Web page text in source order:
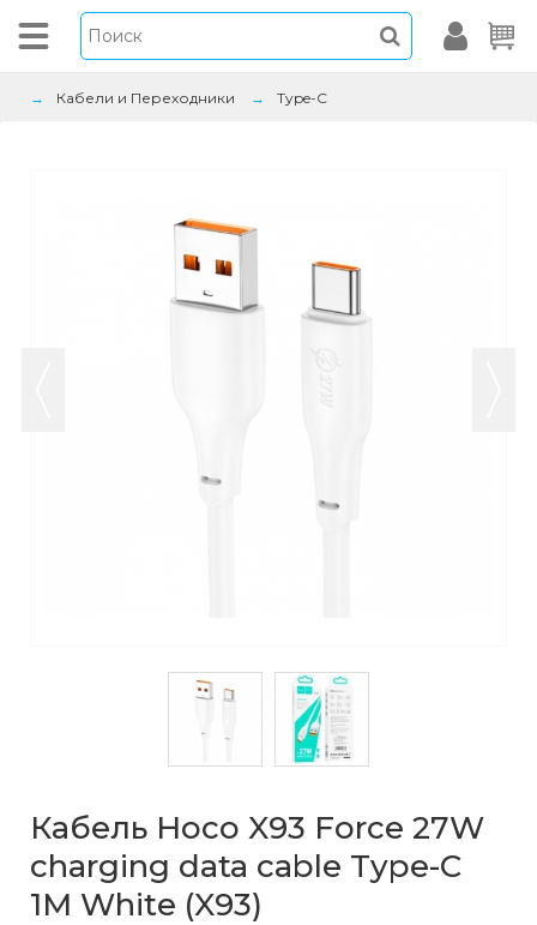
Кабели и Переходники Type-C
Кабель Hoco X93 Force 27W
charging data cable Type-C
1M White (X93)